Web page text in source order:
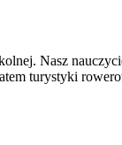
Nasz
turystyki